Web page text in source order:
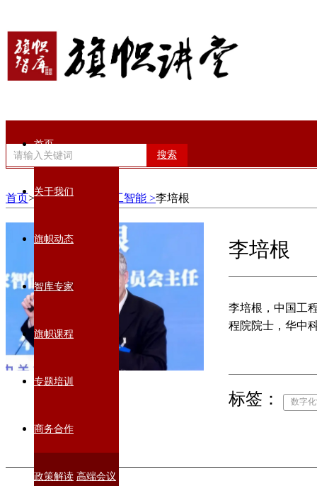
搜索
首页
关于我们
旗帜动态
智库专家
旗帜课程
专题培训
商务合作
政策解读 高端会议
首页>智库专家> AI人工智能 >李培根
李培根
李培根，中国工
程院院士，华中
标签： 数字